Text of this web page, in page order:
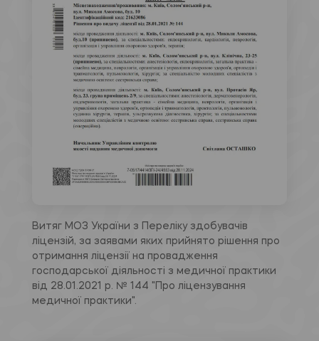
Витяг МОЗ України з Переліку здобувачів
ліцензій, за заявами яких прийнято рішення про
отримання ліцензії на провадження
господарської діяльності з медичної практики
від 28.01.2021 р. № 144 "Про ліцензування
медичної практики".